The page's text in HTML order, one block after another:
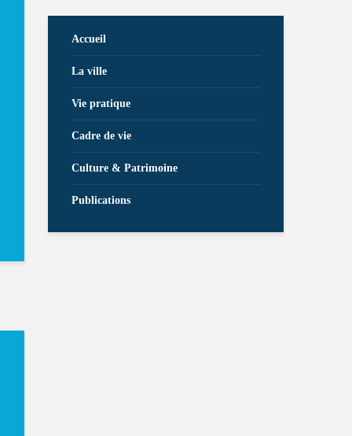
Accueil
La ville
Vie pratique
Cadre de vie
Culture & Patrimoine
Publications